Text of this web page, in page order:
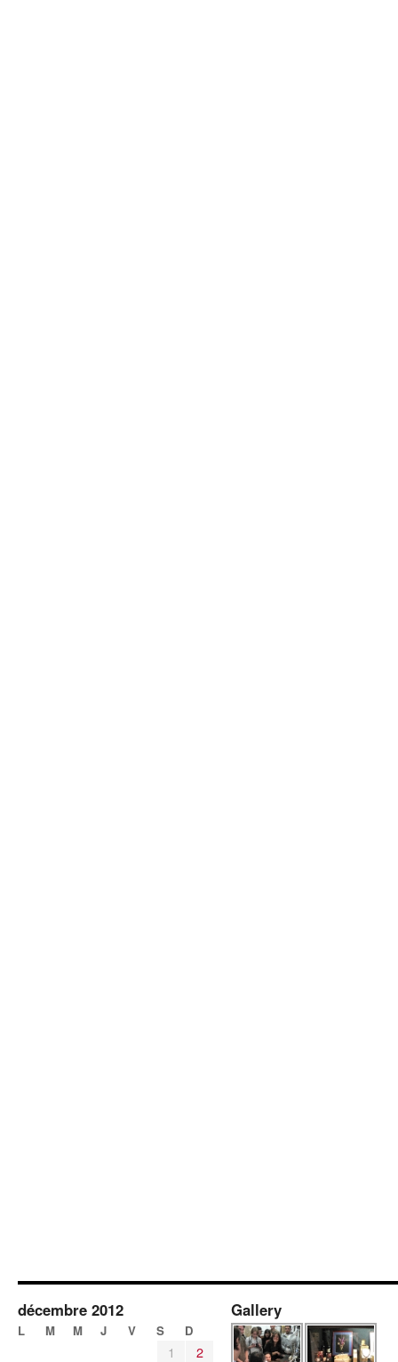
décembre 2012
L M M J V S D
1
2
Gallery